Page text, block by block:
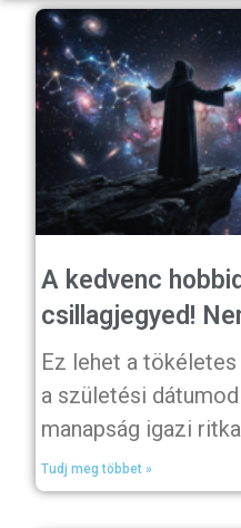
A kedvenc
csillagjegyed!
Ez lehet a
a születési
manapság igazi ritka
Tudj meg többet »